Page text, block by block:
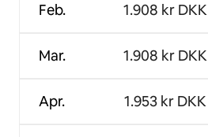
Feb.
Mar.
Apr.
1.908 kr DKK
1.908 kr DKK
1.953 kr DKK